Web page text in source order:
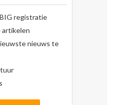
registratie
artikelen
nieuws te